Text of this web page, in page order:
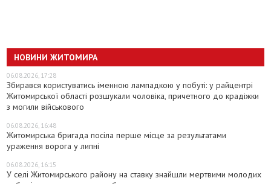
НОВИНИ ЖИТОМИРА
06.08.2026, 17:28
Збирався користуватись іменною лампадкою у побуті: у райцентрі
Житомирської області розшукали чоловіка, причетного до крадіжки
з могили військового
06.08.2026, 16:48
Житомирська бригада посіла перше місце за результатами
ураження ворога у липні
06.08.2026, 16:15
У селі Житомирського району на ставку знайшли мертвими молодих